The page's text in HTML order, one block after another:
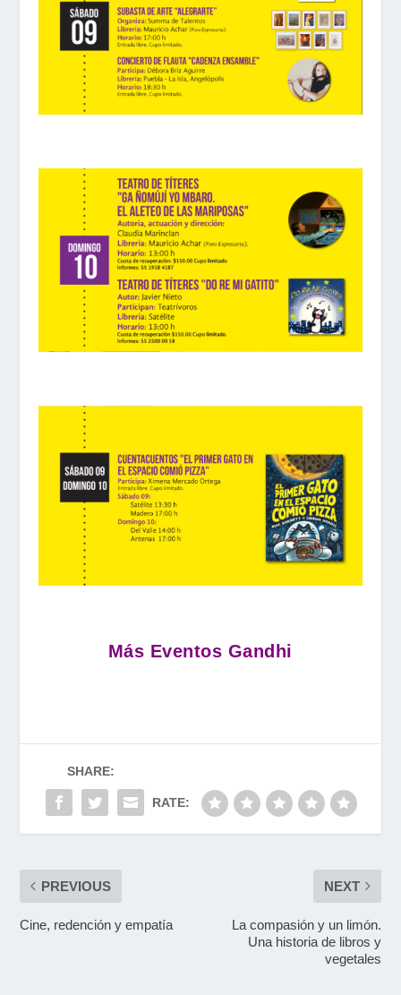
Más Eventos Gandhi
SHARE:
RATE:
PREVIOUS
Cine, redención y empatía
NEXT
La compasión y un limón.
Una historia de libros y
vegetales